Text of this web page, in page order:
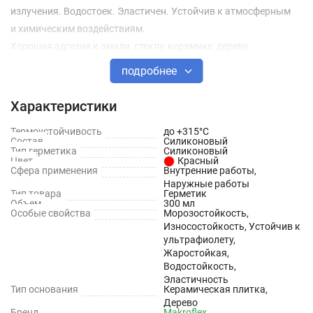
излучения. Водостоек. Эластичен. Устойчив к атмосферным
и химическим воздействиям.
Хорошая адгезия к эмали, стеклу, керамике, дереву,
металлам, эмалированным покрытиям.
Выдерживает кратковременное замораживание (не более 14
суток) до -20°C.
Области применения
Герметизация в местах, подверженных действию высоких
температур: системы отопления, тепловые системы,
Расшивка внешней облицовки каминов, расшивка трещин
кирпичной кладки или облицовки печей
Герметизация дымоходов, баков с водой в банях, саунах
подробнее
Характеристики
Термоустойчивость
до +315°C
Состав
Силиконовый
Тип герметика
Силиконовый
Цвет
Красный
Сфера применения
Внутренние работы,
Наружные работы
Тип товара
Герметик
Объем
300 мл
Особые свойства
Морозостойкость,
Износостойкость, Устойчив к
ультрафиолету,
Жаростойкая,
Водостойкость,
Эластичность
Тип основания
Керамическая плитка,
Дерево